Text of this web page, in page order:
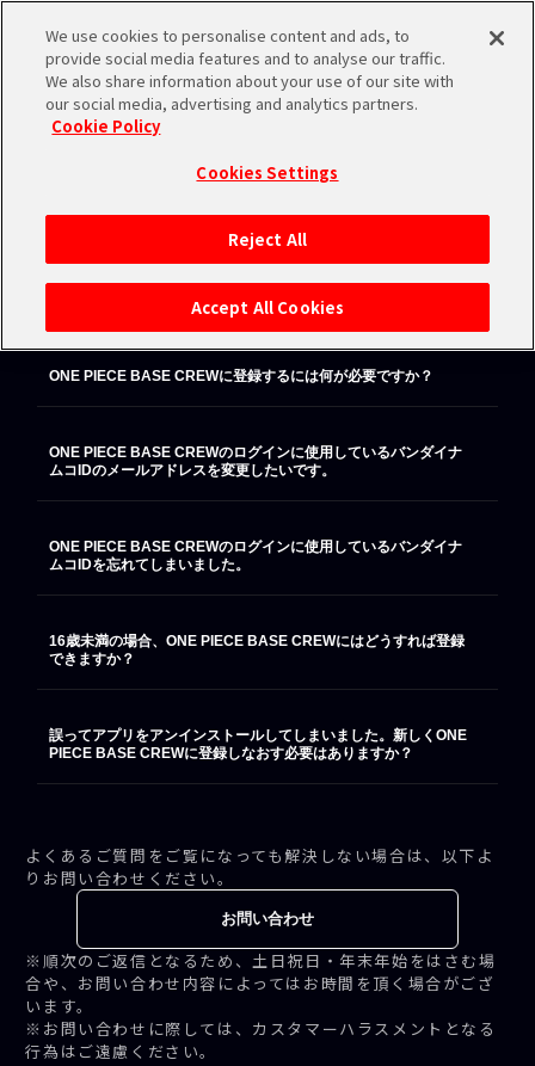
ログイン
よくあるご質問
バンダイナムコID ONE PIECE BASE CREW
ONE PIECE BASE CREW
ONE PIECE BASE CREWに登録すると何ができますか？
ONE PIECE BASE CREWに登録するには何が必要ですか？
ONE PIECE BASE CREWのログインに使用しているバンダイナ
ムコIDのメールアドレスを変更したいです。
ONE PIECE BASE CREWのログインに使用しているバンダイナ
ムコIDを忘れてしまいました。
16歳未満の場合、ONE PIECE BASE CREWにはどうすれば登録
できますか？
誤ってアプリをアンインストールしてしまいました。新しくONE
PIECE BASE CREWに登録しなおす必要はありますか？
よくあるご質問をご覧になっても解決しない場合は、以下よ
りお問い合わせください。
お問い合わせ
※順次のご返信となるため、土日祝日・年末年始をはさむ場
合や、お問い合わせ内容によってはお時間を頂く場合がござ
います。
※お問い合わせに際しては、カスタマーハラスメントとなる
行為はご遠慮ください。
We use cookies to personalise content and ads, to
provide social media features and to analyse our traffic.
We also share information about your use of our site with
our social media, advertising and analytics partners.
Cookie Policy
Cookies Settings
Reject All
Accept All Cookies